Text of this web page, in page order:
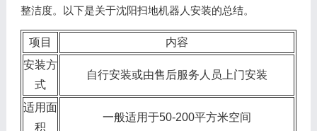
整洁度。以下是关于沈阳扫地机器人安装的总结。
项目
内容
安装方
式
自行安装或由售后服务人员上门安装
适用面
积
一般适用于50-200平方米空间